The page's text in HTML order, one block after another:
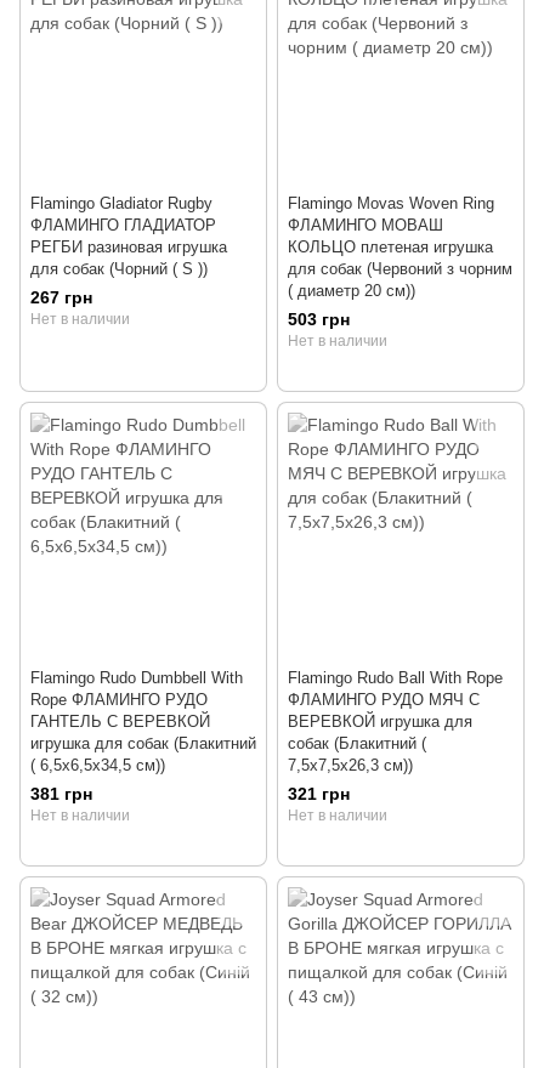
Flamingo Gladiator Rugby
ФЛАМИНГО ГЛАДИАТОР
РЕГБИ разиновая игрушка
для собак (Чорний ( S ))
267 грн
Нет в наличии
Flamingo Movas Woven Ring
ФЛАМИНГО МОВАШ
КОЛЬЦО плетеная игрушка
для собак (Червоний з чорним
( диаметр 20 см))
503 грн
Нет в наличии
Flamingo Rudo Dumbbell With
Rope ФЛАМИНГО РУДО
ГАНТЕЛЬ С ВЕРЕВКОЙ
игрушка для собак (Блакитний
( 6,5х6,5х34,5 см))
381 грн
Нет в наличии
Flamingo Rudo Ball With Rope
ФЛАМИНГО РУДО МЯЧ С
ВЕРЕВКОЙ игрушка для
собак (Блакитний (
7,5х7,5х26,3 см))
321 грн
Нет в наличии